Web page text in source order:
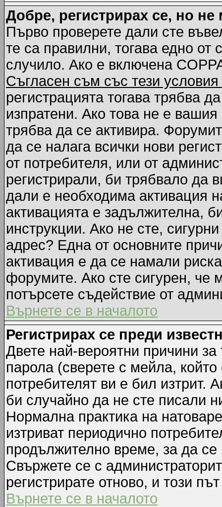
Добре, регистрирах се, но не
Първо проверете дали сте
те са правилни, тогава едно
случило. Ако е включена
Съгласен съм със тези
регистрацията тогава трябва
изпратени. Ако това не е
трябва да се активира.
да се налага всички нови
от потребителя, или от
регистрирали, би трябвало да
дали е необходима активация
активацията е задължителна,
инструкции. Ако не сте,
адрес? Една от основните
активация е да се намали
форумите. Ако сте сигурен, че
потърсете съдействие от
Върнете се в началото
Регистрирах се преди
Двете най-вероятни причини
парола (сверете с мейла,
потребителят ви е бил изтрит.
би случайно да не сте писали
Нормална практика на
изтриват периодично
продължително време, за да
Свържете се с
регистрирате отново, и този
Върнете се в началото